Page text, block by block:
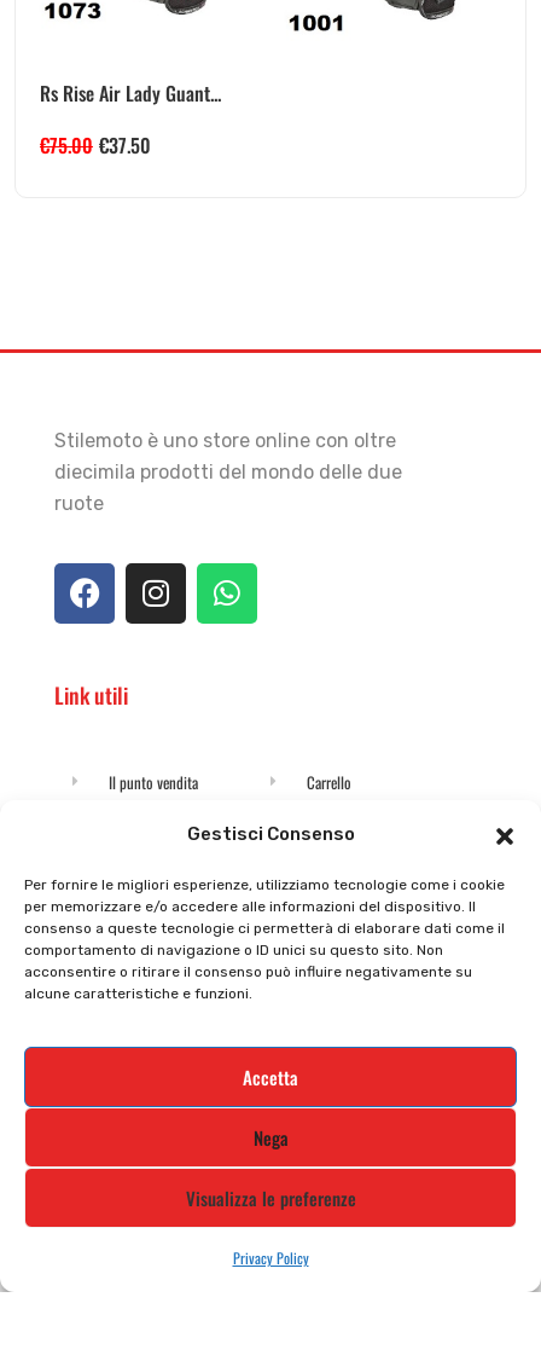
Gestisci Consenso
Per fornire le migliori esperienze, utilizziamo tecnologie come i cookie
per memorizzare e/o accedere alle informazioni del dispositivo. Il
consenso a queste tecnologie ci permetterà di elaborare dati come il
comportamento di navigazione o ID unici su questo sito. Non
acconsentire o ritirare il consenso può influire negativamente su
alcune caratteristiche e funzioni.
Accetta
Nega
Visualizza le preferenze
Privacy Policy
Rs Rise Air Lady Guant...
€75.00 €37.50
Stilemoto è uno store online con oltre
diecimila prodotti del mondo delle due
ruote
Link utili
Il punto vendita
Il mio account
Privacy policy
Cookie policy
Supporto e contatti
Carrello
checkout
Tutti prodotti
Termini e condizioni
Resi e rimborsi
Iscriviti alla nostra newsletter e rimani